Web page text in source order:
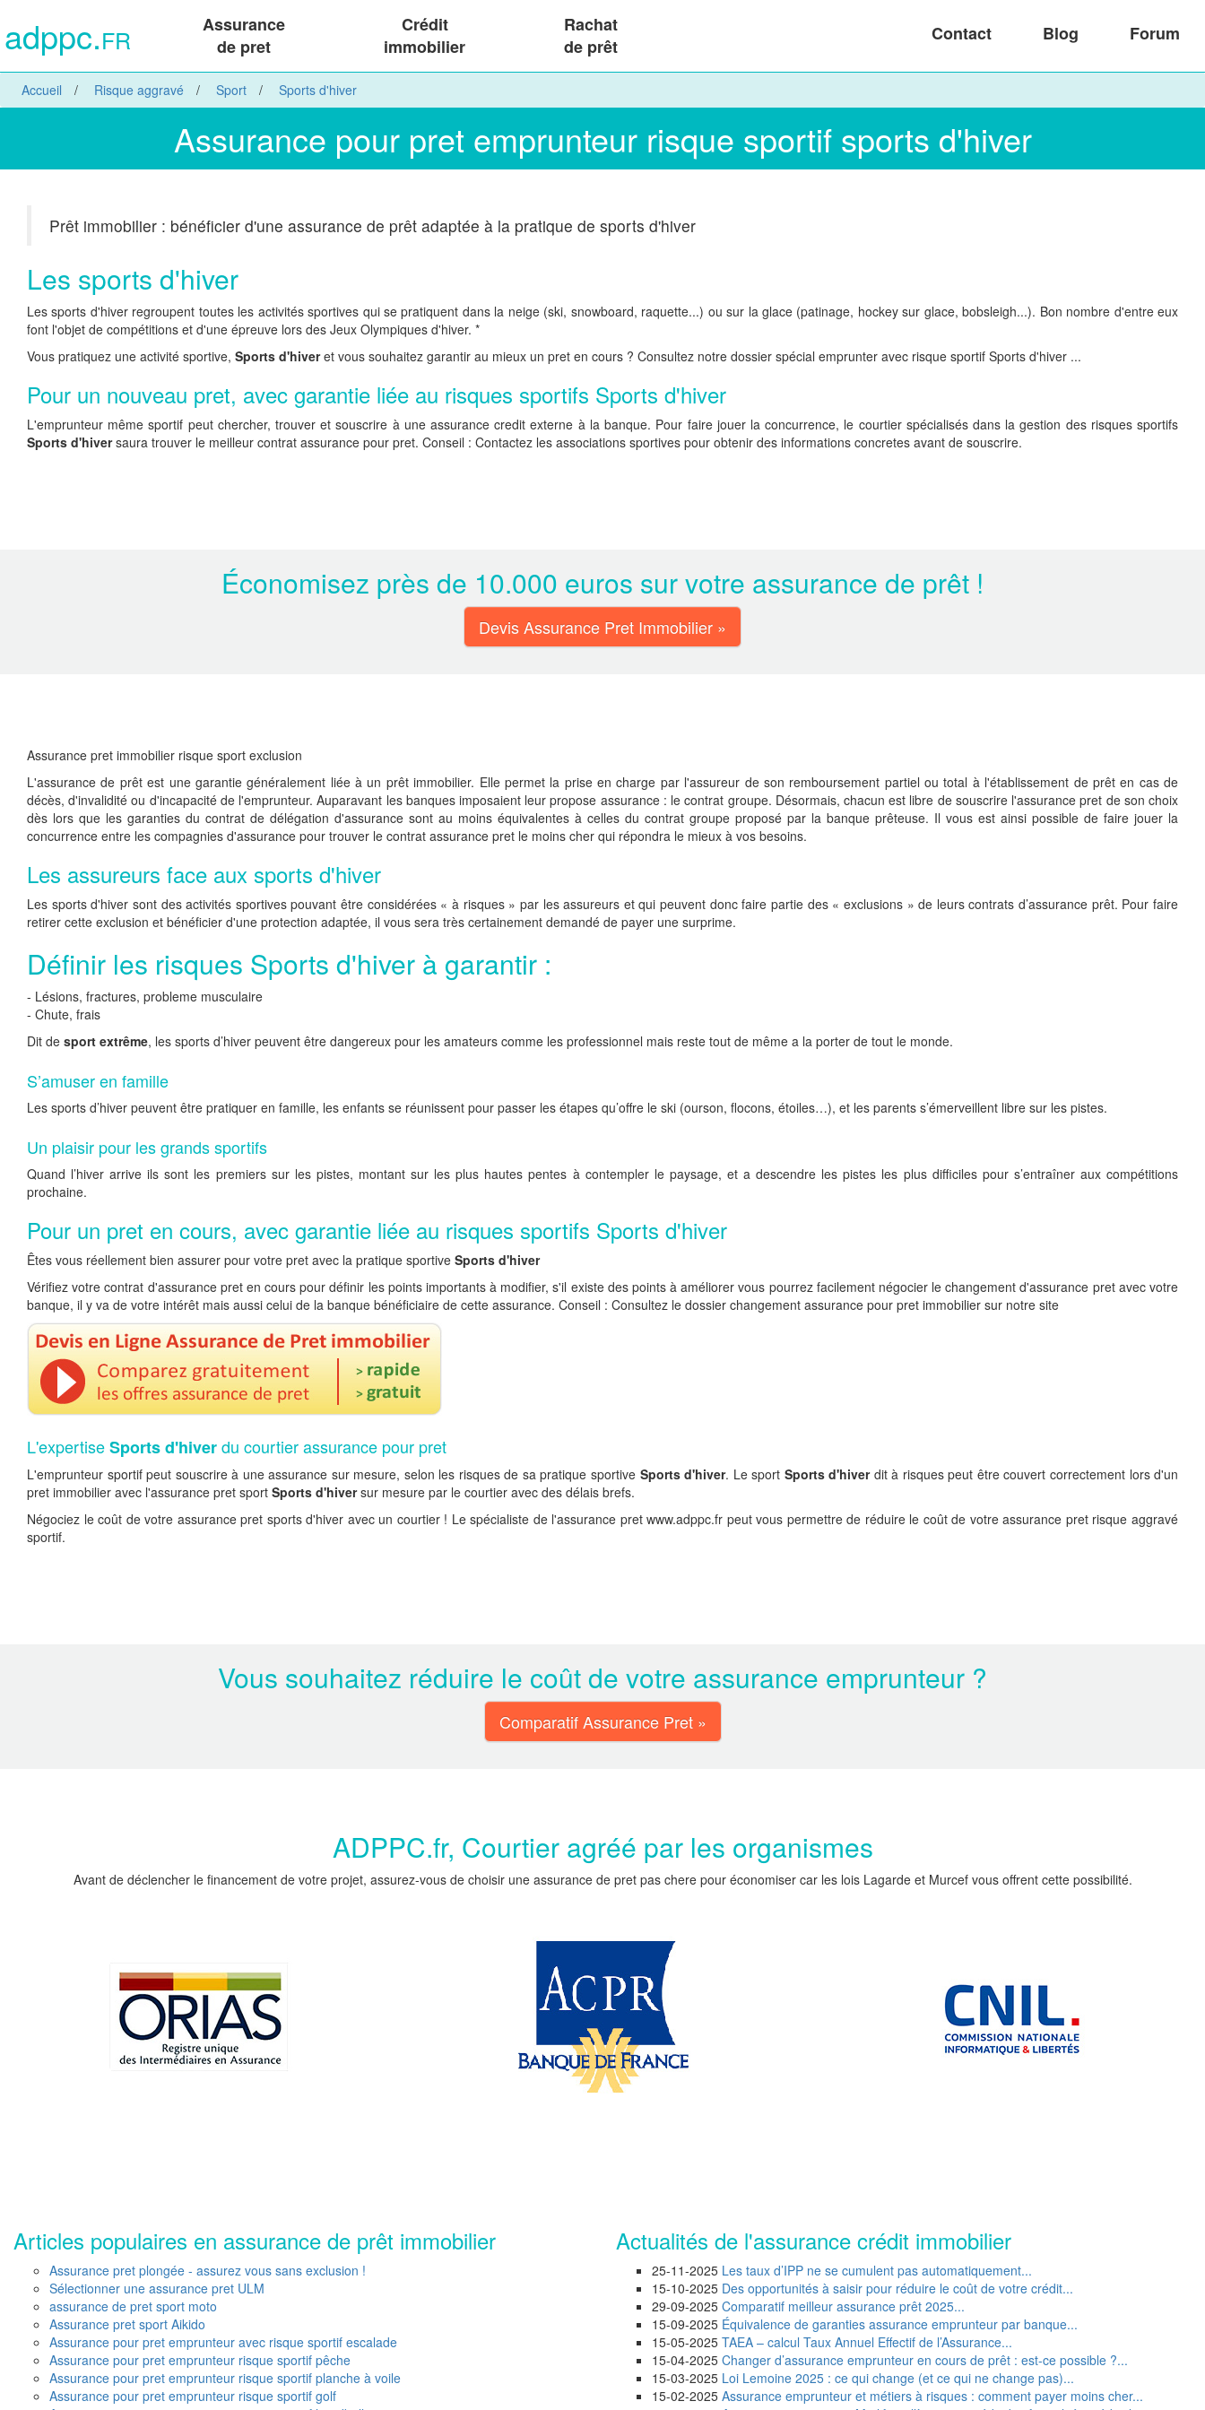
adppc.FR
Assurance
de pret
Crédit
immobilier
Rachat
de prêt
Contact Blog Forum
Accueil Risque aggravé Sport Sports d'hiver
Assurance pour pret emprunteur risque sportif sports d'hiver
Prêt immobilier : bénéficier d'une assurance de prêt adaptée à la pratique de sports d'hiver
Les sports d'hiver
Les sports d'hiver regroupent toutes les activités sportives qui se pratiquent dans la neige (ski, snowboard, raquette...) ou sur la glace (patinage, hockey sur glace, bobsleigh...). Bon nombre d'entre eux
font l'objet de compétitions et d'une épreuve lors des Jeux Olympiques d'hiver. *
Vous pratiquez une activité sportive, Sports d'hiveret vous souhaitez garantir au mieux un pret en cours ? Consultez notre dossier spécial emprunter avec risque sportif Sports d'hiver ...
Pour un nouveau pret, avec garantie liée au risques sportifs Sports d'hiver
L'emprunteur même sportif peut chercher, trouver et souscrire à une assurance credit externe à la banque. Pour faire jouer la concurrence, le courtier spécialisés dans la gestion des risques sportifs
Sports d'hiversaura trouver le meilleur contrat assurance pour pret. Conseil : Contactez les associations sportives pour obtenir des informations concretes avant de souscrire.
Économisez près de 10.000 euros sur votre assurance de prêt !
Devis Assurance Pret Immobilier »
Assurance pret immobilier risque sport exclusion
L'assurance de prêt est une garantie généralement liée à un prêt immobilier. Elle permet la prise en charge par l'assureur de son remboursement partiel ou total à l'établissement de prêt en cas de
décès, d'invalidité ou d'incapacité de l'emprunteur. Auparavant les banques imposaient leur propose assurance : le contrat groupe. Désormais, chacun est libre de souscrire l'assurance pret de son choix
dès lors que les garanties du contrat de délégation d'assurance sont au moins équivalentes à celles du contrat groupe proposé par la banque prêteuse. Il vous est ainsi possible de faire jouer la
concurrence entre les compagnies d'assurance pour trouver le contrat assurance pret le moins cher qui répondra le mieux à vos besoins.
Les assureurs face aux sports d'hiver
Les sports d'hiver sont des activités sportives pouvant être considérées « à risques » par les assureurs et qui peuvent donc faire partie des « exclusions » de leurs contrats d’assurance prêt. Pour faire
retirer cette exclusion et bénéficier d'une protection adaptée, il vous sera très certainement demandé de payer une surprime.
Définir les risques Sports d'hiver à garantir :
- Lésions, fractures, probleme musculaire
- Chute, frais
Dit de sport extrême, les sports d’hiver peuvent être dangereux pour les amateurs comme les professionnel mais reste tout de même a la porter de tout le monde.
S’amuser en famille
Les sports d’hiver peuvent être pratiquer en famille, les enfants se réunissent pour passer les étapes qu’offre le ski (ourson, flocons, étoiles…), et les parents s’émerveillent libre sur les pistes.
Un plaisir pour les grands sportifs
Quand l’hiver arrive ils sont les premiers sur les pistes, montant sur les plus hautes pentes à contempler le paysage, et a descendre les pistes les plus difficiles pour s’entraîner aux compétitions
prochaine.
Pour un pret en cours, avec garantie liée au risques sportifs Sports d'hiver
Êtes vous réellement bien assurer pour votre pret avec la pratique sportive Sports d'hiver
Vérifiez votre contrat d'assurance pret en cours pour définir les points importants à modifier, s'il existe des points à améliorer vous pourrez facilement négocier le changement d'assurance pret avec votre
banque, il y va de votre intérêt mais aussi celui de la banque bénéficiaire de cette assurance. Conseil : Consultez le dossier changement assurance pour pret immobilier sur notre site
L'expertiseSports d'hiverdu courtier assurance pour pret
L'emprunteur sportif peut souscrire à une assurance sur mesure, selon les risques de sa pratique sportive Sports d'hiver. Le sport Sports d'hiverdit à risques peut être couvert correctement lors d'un
pret immobilier avec l'assurance pret sport Sports d'hiversur mesure par le courtier avec des délais brefs.
Négociez le coût de votre assurance pret sports d'hiver avec un courtier ! Le spécialiste de l'assurance pret www.adppc.fr peut vous permettre de réduire le coût de votre assurance pret risque aggravé
sportif.
Vous souhaitez réduire le coût de votre assurance emprunteur ?
Comparatif Assurance Pret »
ADPPC.fr, Courtier agréé par les organismes
Avant de déclencher le financement de votre projet, assurez-vous de choisir une assurance de pret pas chere pour économiser car les lois Lagarde et Murcef vous offrent cette possibilité.
Articles populaires en assurance de prêt immobilier
Assurance pret plongée - assurez vous sans exclusion !
Sélectionner une assurance pret ULM
assurance de pret sport moto
Assurance pret sport Aikido
Assurance pour pret emprunteur avec risque sportif escalade
Assurance pour pret emprunteur risque sportif pêche
Assurance pour pret emprunteur risque sportif planche à voile
Assurance pour pret emprunteur risque sportif golf
Actualités de l'assurance crédit immobilier
25-11-2025 Les taux d’IPP ne se cumulent pas automatiquement...
15-10-2025 Des opportunités à saisir pour réduire le coût de votre crédit...
29-09-2025 Comparatif meilleur assurance prêt 2025...
15-09-2025 Équivalence de garanties assurance emprunteur par banque...
15-05-2025 TAEA – calcul Taux Annuel Effectif de l’Assurance...
15-04-2025 Changer d’assurance emprunteur en cours de prêt : est-ce possible ?...
15-03-2025 Loi Lemoine 2025 : ce qui change (et ce qui ne change pas)...
15-02-2025 Assurance emprunteur et métiers à risques : comment payer moins cher...